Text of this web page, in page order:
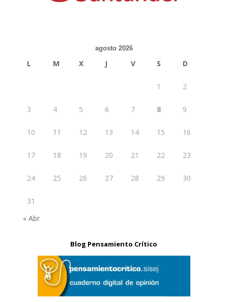
agosto 2026
L M X J V S D
1 2
3 4 5 6 7 8 9
10 11 12 13 14 15 16
17 18 19 20 21 22 23
24 25 26 27 28 29 30
31
« Abr
Blog Pensamiento Crítico